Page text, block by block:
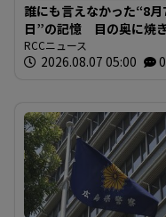
誰にも言えなかった“8月
日”の記憶 目の奥に焼
く「1年生のゆきちゃん」
姿 94歳の被爆者が今、口
RCCニュース
2026.08.07 05:00 0